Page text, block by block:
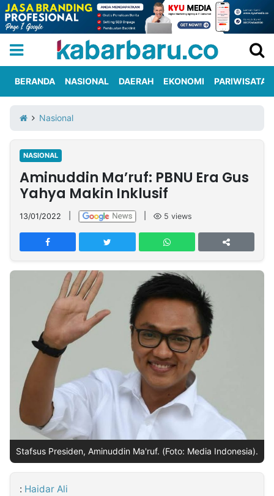
Iklan
Berita
Kami
Nasional
International
Olahraga
Entertainment
Daerah
Pariwisata
Kuliner
Kolom
Network
PT
TREETAN
MULTIMEDIA
Partner
Insight
Suara
Time
Jogja
Rakyat
Idealita
News
Notice
Dinamikapost.com
Radar
Baru
Seedbacklink
Follow
Kabarbaru
BERANDA NASIONAL DAERAH EKONOMI PARIWISATA
Nasional
NASIONAL
Aminuddin Ma’ruf: PBNU Era Gus
Yahya Makin Inklusif
13/01/2022 5 views
Stafsus Presiden, Aminuddin Ma'ruf. (Foto: Media Indonesia).
: Haidar Ali